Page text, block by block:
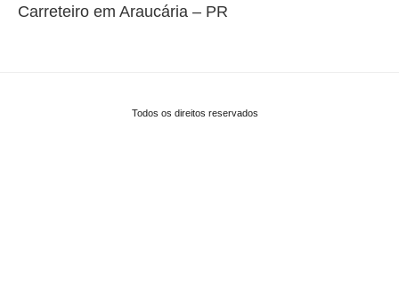
Carreteiro em Araucária – PR
Todos os direitos reservados